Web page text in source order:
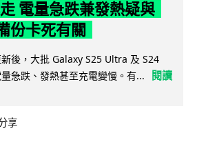
電量急跌兼發熱疑與
份卡死有關
後，大批 Galaxy S25 Ultra 及 S24
急跌、發熱甚至充電變慢。有...
閱讀
享